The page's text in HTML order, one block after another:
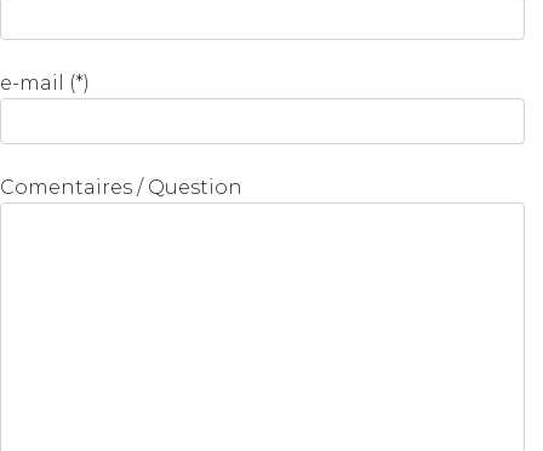
e-mail (*)
Comentaires / Question